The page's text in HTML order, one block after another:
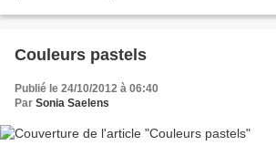
Couleurs pastels
Publié le 24/10/2012 à 06:40
Par Sonia Saelens